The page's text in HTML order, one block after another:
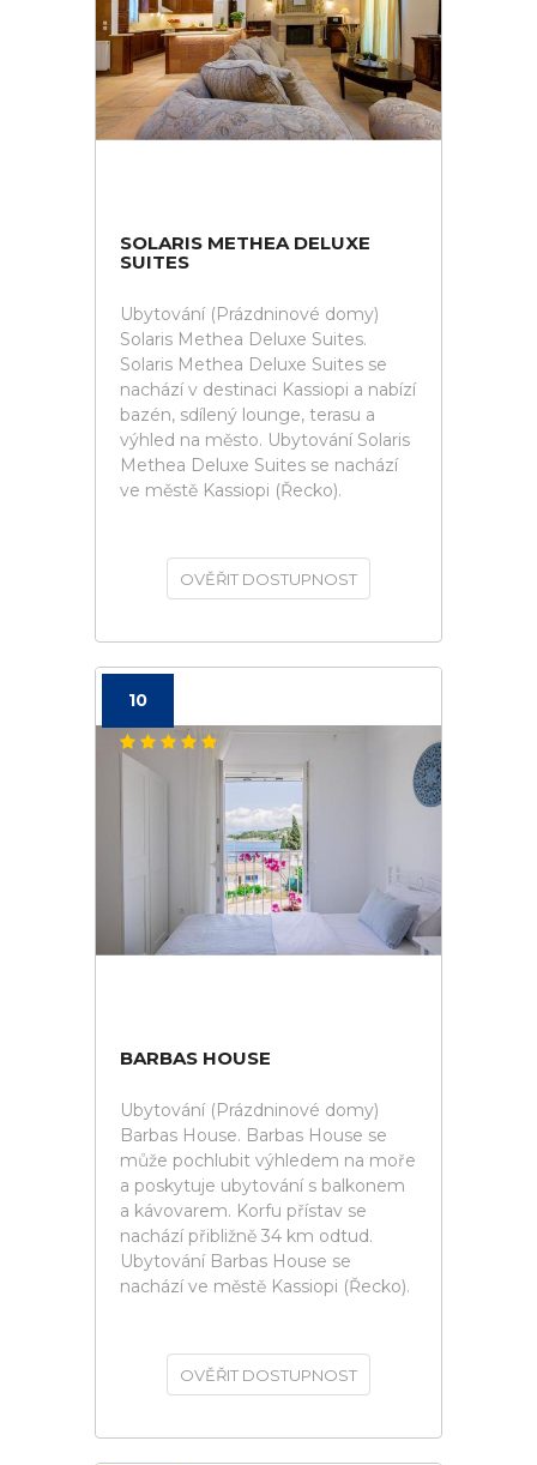
SOLARIS METHEA DELUXE
SUITES
Ubytování (Prázdninové domy)
Solaris Methea Deluxe Suites.
Solaris Methea Deluxe Suites se
nachází v destinaci Kassiopi a nabízí
bazén, sdílený lounge, terasu a
výhled na město. Ubytování Solaris
Methea Deluxe Suites se nachází
ve městě Kassiopi (Řecko).
OVĚŘIT DOSTUPNOST
10
BARBAS HOUSE
Ubytování (Prázdninové domy)
Barbas House. Barbas House se
může pochlubit výhledem na moře
a poskytuje ubytování s balkonem
a kávovarem. Korfu přístav se
nachází přibližně 34 km odtud.
Ubytování Barbas House se
nachází ve městě Kassiopi (Řecko).
OVĚŘIT DOSTUPNOST